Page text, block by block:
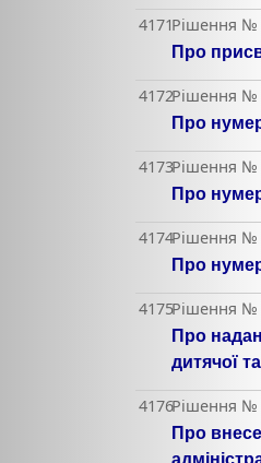
4171Рішення №
Про
4172Рішення №
Про
4173Рішення №
Про
4174Рішення №
Про
4175Рішення №
Про
дитячої
4176Рішення №
Про